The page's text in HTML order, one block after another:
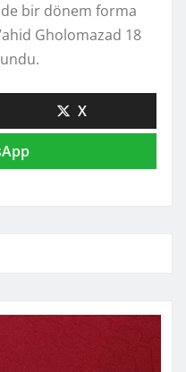
bir dönem forma
Gholomazad 18
X